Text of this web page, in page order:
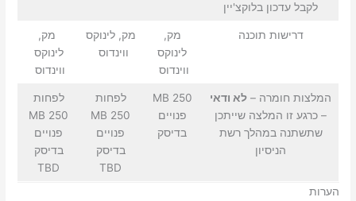
לקבל עדכון בלוקצ'יין
דרישות תוכנה
מק,
לינוקס
ווינדוס
מק, לינוקס
ווינדוס
מק,
לינוקס
ווינדוס
המלצות חומרה – לא ודאי
– כרגע זו המלצה שייתכן
שתשתנה במהלך רשת
הניסיון
250 MB
פנויים
בדיסק
לפחות
250 MB
פנויים
בדיסק
TBD
לפחות
250 MB
פנויים
בדיסק
TBD
הערות